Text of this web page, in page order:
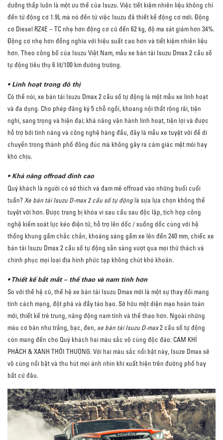
dưỡng thấp luôn là một ưu thế của Isuzu. Việc tiết kiệm nhiên liệu không chỉ
đến từ động cơ 1.9L mà nó đến từ việc Isuzu đã thiết kế động cơ mới. Động
cơ Diesel RZ4E – TC nhẹ hơn động cơ cũ đến 62 kg, độ ma sát giảm hơn 34%.
Động cơ nhẹ hơn đồng nghĩa với hiệu suất cao hơn và tiết kiệm nhiên liệu
hơn. Theo công bố của Isuzu Việt Nam, mẫu xe bán tải Isuzu Dmax 2 cầu số
tự động tiêu thụ 6 lít/100 km đường trường.
• Linh hoạt trong đô thị
Có thể nói, xe bán tải Isuzu Dmax 2 cầu số tự động là một mẫu xe linh hoạt
và đa dụng. Cho phép đăng ký 5 chỗ ngồi, khoang nội thất rộng rãi, tiện
nghi, sang trọng và hiện đại; khả năng vận hành linh hoạt, tiện lợi và được
hỗ trợ bởi tính năng và công nghệ hàng đầu, đây là mẫu xe tuyệt vời để di
chuyển trong thành phố đông đúc mà không gây ra cảm giác mệt mỏi hay
khó chịu.
• Khả năng offroad đỉnh cao
Quý khách là người có sở thích và đam mê offroad vào những buổi cuối
tuần? Xe bán tải Isuzu D-max 2 cầu số tự động là sựa lựa chọn không thể
tuyệt vời hơn. Được trang bị khóa vi sau cầu sau độc lập, tích hợp công
nghệ kiểm soát lực kéo điện tử, hỗ trợ lên dốc / xuống dốc cùng với hệ
thống khung gầm chắc chắn, khoảng sáng gầm xe lên đến 240 mm, chiếc xe
bán tải Isuzu Dmax 2 cầu số tự động sẵn sàng vượt qua mọi thử thách và
chinh phục mọi loại địa hình phức tạp không chút khó khoăn.
• Thiết kế bắt mắt – thể thao và nam tính hơn
So với thế hệ cũ, thế hệ xe bán tải Isuzu Dmax mới là một sự thay đổi mang
tính cách mạng, đột phá và đầy táo bạo. Sở hữu một diện mạo hoàn toàn
mới, thiết kế trẻ trung, năng động nam tính và thể thao hơn. Ngoài những
màu cơ bản như trắng, bạc, đen, xe bán tải Isuzu D-max2 cầu số tự động
còn mang đến cho Quý khách hai màu sắc vô cùng độc đáo: CAM KHÍ
PHÁCH & XANH THỜI THƯỢNG. Với hai màu sắc nổi bật này, Isuze Dmax sẽ
vô cùng nổi bật và thu hút mọi ánh nhìn khi xuất hiện trên đường phố hay
bất cứ đâu.